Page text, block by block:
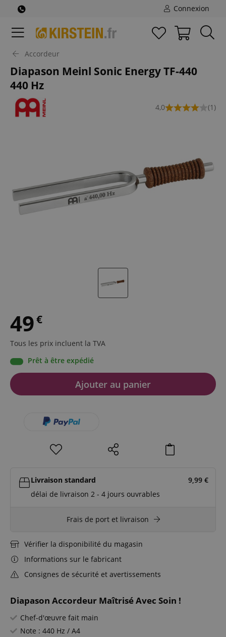
Connexion
Accordeur
Diapason Meinl Sonic Energy TF-440
440 Hz
4,0 (1)
Diapason Accordeur Maîtrisé Avec Soin !
Chef-d'œuvre fait main
Note : 440 Hz / A4
49€
Tous les prix incluent la TVA
Prêt à être expédié
Ajouter au panier
Livraison standard 9,99 €
délai de livraison 2 - 4 jours ouvrables
Frais de port et livraison
Vérifier la disponibilité du magasin
Informations sur le fabricant
Consignes de sécurité et avertissements